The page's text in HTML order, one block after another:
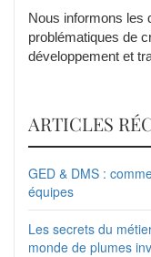
Nous informons les
problématiques de
développement et
ARTICLES
GED & DMS :
équipes
Les secrets du
monde de plumes